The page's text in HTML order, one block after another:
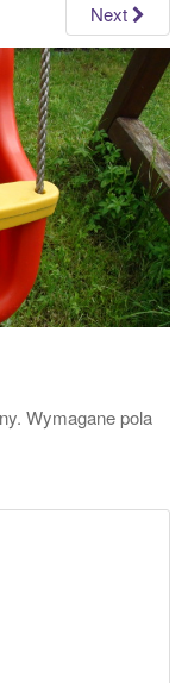
v
g
a
t
i
o
n
Next
Wymagane pola